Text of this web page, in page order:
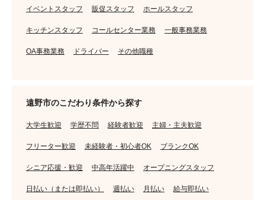
イベントスタッフ 販促スタッフ ホールスタッフ
キッチンスタッフ コールセンター業務 一般事務業務
OA事務業務 ドライバー その他職種
遠野市のこだわり条件から探す
大学生歓迎 学歴不問 経験者歓迎 主婦・主夫歓迎
フリーター歓迎 未経験者・初心者OK ブランクOK
シニア応援・歓迎 中高年活躍中 オープニングスタッフ
日払い（または即払い） 週払い 月払い 給与即払い